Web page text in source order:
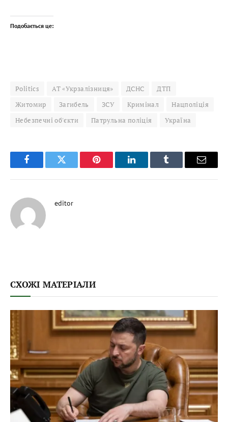
Подобається це:
Politics АТ «Укрзалізниця» ДСНС
ДТП
Житомир
Загибель ЗСУ Кримінал
Нацполіція
Небезпечні об'єкти
Патрульна поліція Україна
FacebookTwitter Pinterest LinkedInTumblr Email
editor
СХОЖІ МАТЕРІАЛИ